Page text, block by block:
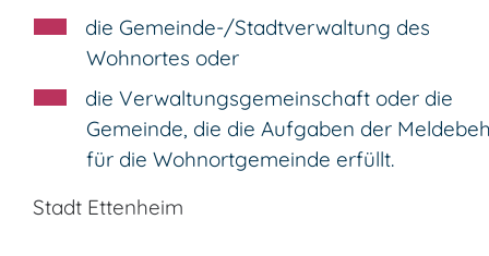
die Gemeinde-/Stadtverwaltung des
Wohnortes oder
die Verwaltungsgemeinschaft oder die
Gemeinde, die die Aufgaben der
für die Wohnortgemeinde erfüllt.
Stadt Ettenheim